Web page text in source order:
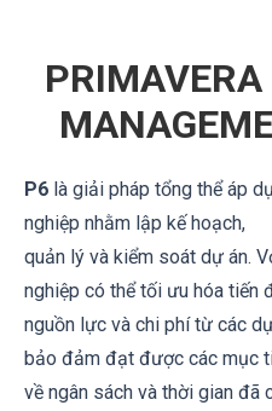
P6 là giải pháp tổng thể áp
nghiệp nhằm lập kế hoạch,
quản lý và kiểm soát dự án.
nghiệp có thể tối ưu hóa tiến
nguồn lực và chi phí từ các
bảo đảm đạt được các mục
về ngân sách và thời gian đã